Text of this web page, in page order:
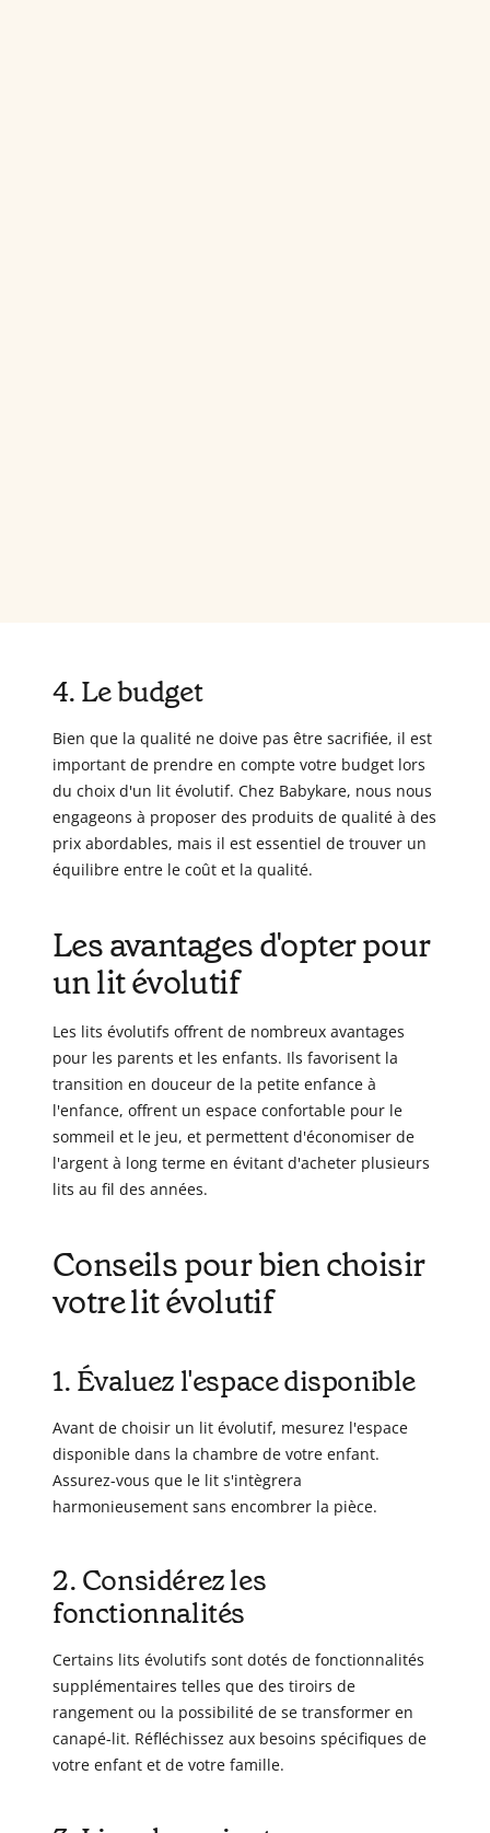
4. Le budget
Bien que la qualité ne doive pas être sacrifiée, il est
important de prendre en compte votre budget lors
du choix d'un lit évolutif. Chez Babykare, nous nous
engageons à proposer des produits de qualité à des
prix abordables, mais il est essentiel de trouver un
équilibre entre le coût et la qualité.
Les avantages d'opter pour
un lit évolutif
Les lits évolutifs offrent de nombreux avantages
pour les parents et les enfants. Ils favorisent la
transition en douceur de la petite enfance à
l'enfance, offrent un espace confortable pour le
sommeil et le jeu, et permettent d'économiser de
l'argent à long terme en évitant d'acheter plusieurs
lits au fil des années.
Conseils pour bien choisir
votre lit évolutif
1. Évaluez l'espace disponible
Avant de choisir un lit évolutif, mesurez l'espace
disponible dans la chambre de votre enfant.
Assurez-vous que le lit s'intègrera
harmonieusement sans encombrer la pièce.
2. Considérez les
fonctionnalités
Certains lits évolutifs sont dotés de fonctionnalités
supplémentaires telles que des tiroirs de
rangement ou la possibilité de se transformer en
canapé-lit. Réfléchissez aux besoins spécifiques de
votre enfant et de votre famille.